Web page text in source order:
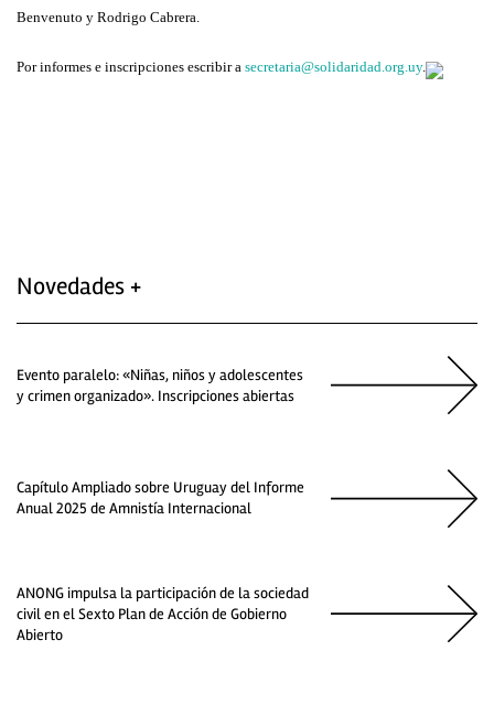
Benvenuto y Rodrigo Cabrera.
Por informes e inscripciones escribir a secretaria@solidaridad.org.uy.
Novedades +
Evento paralelo: «Niñas, niños y adolescentes
y crimen organizado». Inscripciones abiertas
Capítulo Ampliado sobre Uruguay del Informe
Anual 2025 de Amnistía Internacional
ANONG impulsa la participación de la sociedad
civil en el Sexto Plan de Acción de Gobierno
Abierto